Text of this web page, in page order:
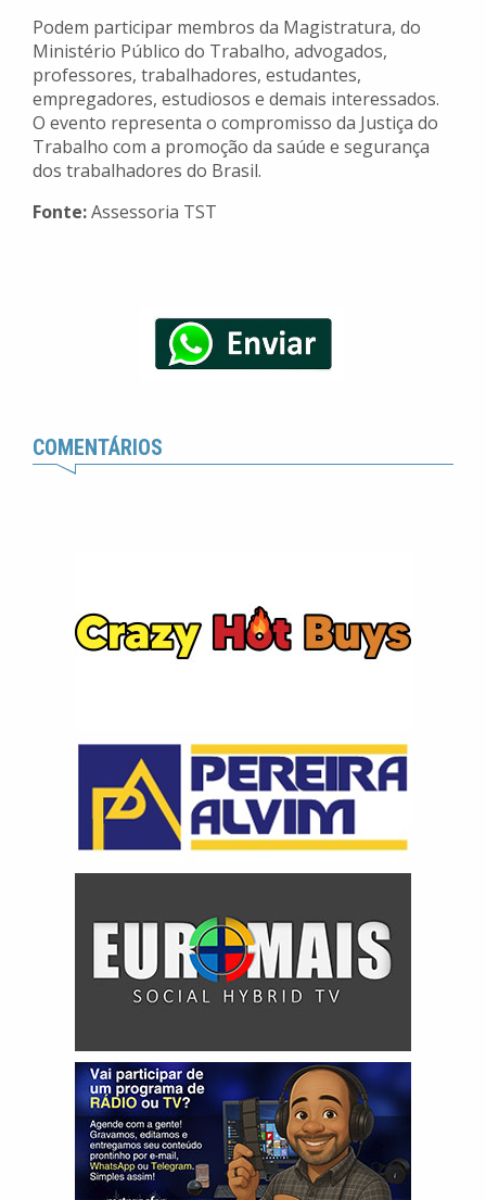
Podem participar membros da Magistratura, do
Ministério Público do Trabalho, advogados,
professores, trabalhadores, estudantes,
empregadores, estudiosos e demais interessados.
O evento representa o compromisso da Justiça do
Trabalho com a promoção da saúde e segurança
dos trabalhadores do Brasil.
Fonte:Assessoria TST
COMENTÁRIOS